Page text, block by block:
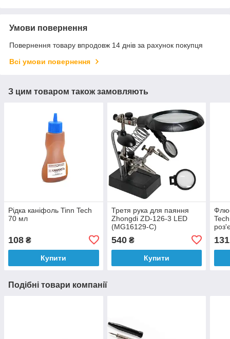
Умови повернення
Повернення товару впродовж 14 днів за рахунок покупця
Всі умови повернення
З цим товаром також замовляють
Рідка каніфоль Tinn Tech
70 мл
108 ₴
Купити
Третя рука для паяння
Zhongdi ZD-126-3 LED
(MG16129-С)
540₴
Купити
131
Подібні товари компанії